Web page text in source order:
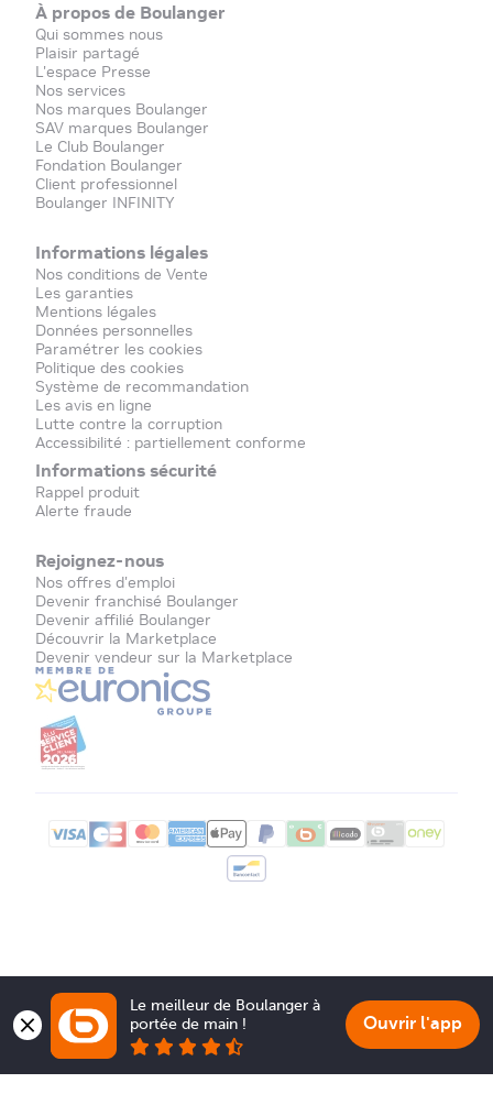
À propos de Boulanger
Qui sommes nous
Plaisir partagé
L'espace Presse
Nos services
Nos marques Boulanger
SAV marques Boulanger
Le Club Boulanger
Fondation Boulanger
Client professionnel
Boulanger INFINITY
Informations légales
Nos conditions de Vente
Les garanties
Mentions légales
Données personnelles
Paramétrer les cookies
Politique des cookies
Système de recommandation
Les avis en ligne
Lutte contre la corruption
Accessibilité : partiellement conforme
Informations sécurité
Rappel produit
Alerte fraude
Rejoignez-nous
Nos offres d'emploi
Devenir franchisé Boulanger
Devenir affilié Boulanger
Découvrir la Marketplace
Devenir vendeur sur la Marketplace
Le meilleur de Boulanger à
portée de main !
Ouvrir l'app